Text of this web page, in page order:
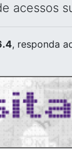
acessos
, responda